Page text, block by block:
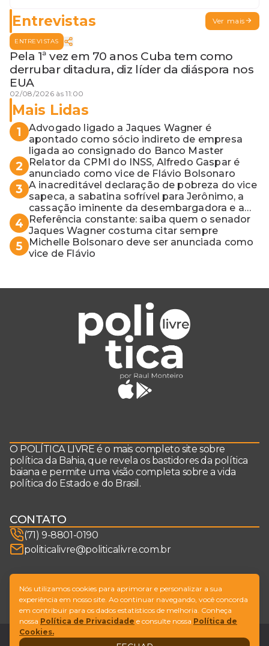
Entrevistas Ver mais
ENTREVISTAS
Pela 1ª vez em 70 anos Cuba tem como
derrubar ditadura, diz líder da diáspora nos
EUA
02/08/2026 às 11:00
Mais Lidas
1
Advogado ligado a Jaques Wagner é
apontado como sócio indireto de empresa
ligada ao consignado do Banco Master
2
Relator da CPMI do INSS, Alfredo Gaspar é
anunciado como vice de Flávio Bolsonaro
3 A inacreditável declaração de pobreza do vice
sapeca, a sabatina sofrível para Jerônimo, a
cassação iminente da desembargadora e a
vaga do Quinto para o MP baiano
4
Referência constante: saiba quem o senador
Jaques Wagner costuma citar sempre
5
Michelle Bolsonaro deve ser anunciada como
vice de Flávio
O POLÍTICA LIVRE é o mais completo site sobre
política da Bahia, que revela os bastidores da política
baiana e permite uma visão completa sobre a vida
política do Estado e do Brasil.
CONTATO
(71) 9-8801-0190
politicalivre@politicalivre.com.br
SIGA-NOS
LegalFale conosco
Nós utilizamos cookies para aprimorar e personalizar a sua
experiência em nosso site. Ao continuar navegando, você concorda
em contribuir para os dados estatísticos de melhoria. Conheça
nossa Política de Privacidade e consulte nossa Política de
Cookies.